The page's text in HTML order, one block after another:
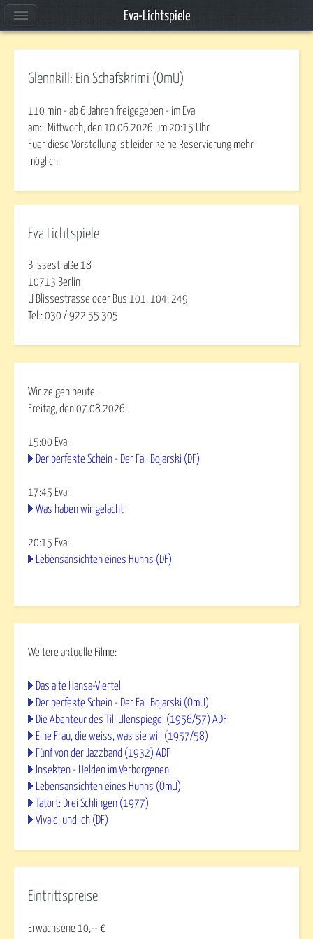
Eva Lichtspiele
Blissestraße 18
10713 Berlin
U Blissestrasse oder Bus 101, 104, 249
Tel.: 030 / 922 55 305
Wir zeigen heute,
Freitag, den 07.08.2026:
15:00 Eva:
Der perfekte Schein - Der Fall Bojarski (DF)
17:45 Eva:
Was haben wir gelacht
20:15 Eva:
Lebensansichten eines Huhns (DF)
Weitere aktuelle Filme:
Das alte Hansa-Viertel
Der perfekte Schein - Der Fall Bojarski (OmU)
Die Abenteur des Till Ulenspiegel (1956/57) ADF
Eine Frau, die weiss, was sie will (1957/58)
Fünf von der Jazzband (1932) ADF
Insekten - Helden im Verborgenen
Lebensansichten eines Huhns (OmU)
Tatort: Drei Schlingen (1977)
Vivaldi und ich (DF)
Eintrittspreise
Erwachsene 10,-- €
Glennkill: Ein Schafskrimi (OmU)
110 min - ab 6 Jahren freigegeben - im Eva
am: Mittwoch, den 10.06.2026 um 20:15 Uhr
Fuer diese Vorstellung ist leider keine Reservierung mehr
möglich
Eva-Lichtspiele